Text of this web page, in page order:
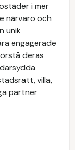
i mer
närvaro och
unik
engagerade
deras
villa,
partner